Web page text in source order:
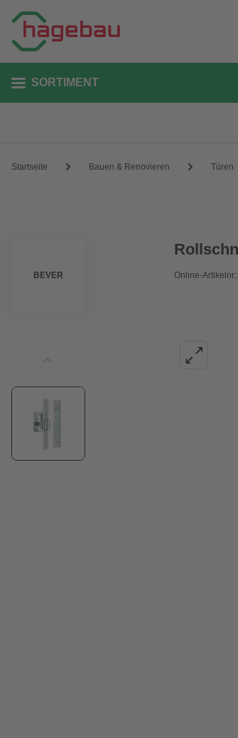
SORTIMENT
Startseite Bauen & Renovieren Türen
BEVER Online-